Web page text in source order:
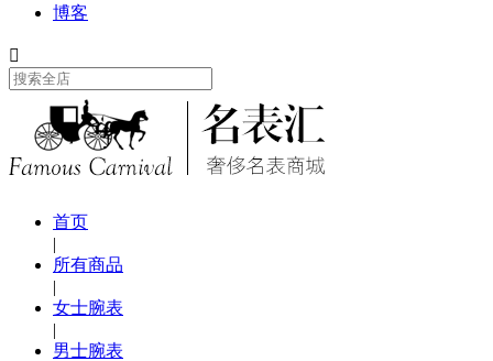
博客

首页
|
所有商品
|
女士腕表
|
男士腕表